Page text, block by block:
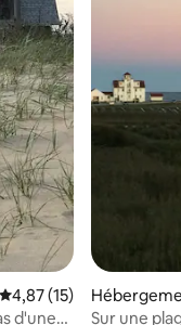
: 4,89 sur 5
Évaluation moyenne sur
4,87 (15)
d'une
Sur une plage